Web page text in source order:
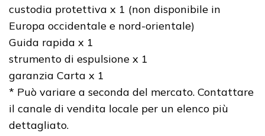
custodia protettiva x 1 (non disponibile in
Europa occidentale e nord-orientale)
Guida rapida x 1
strumento di espulsione x 1
garanzia Carta x 1
* Può variare a seconda del mercato. Contattare
il canale di vendita locale per un elenco più
dettagliato.